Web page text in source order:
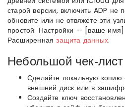
старой версии, включить ADP не
обновите или не отвяжете эти
простой: Настройки — [ваше
Расширеннаязащита данных.
Небольшой чек‑лист
Сделайте локальную
внешний диск или в
Создайте ключ